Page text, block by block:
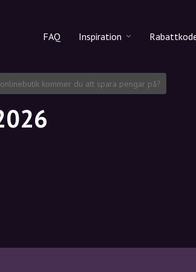
FAQ Inspiration
Makeup
Dela